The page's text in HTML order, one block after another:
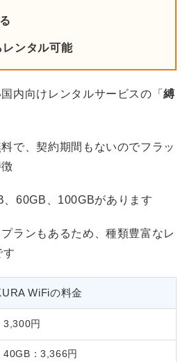
レンタル可能
内向けレンタルサービスの「縛
で、契約期間もないのでフラッ
60GB、100GBがあります
ランもあるため、種類豊富なレ
す
WiFiの料金
3,300円
40GB：3,366円